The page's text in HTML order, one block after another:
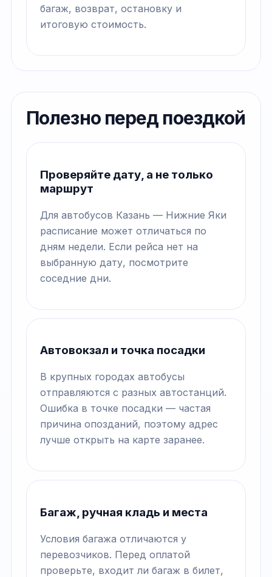
багаж, возврат, остановку и
итоговую стоимость.
Полезно перед поездкой
Проверяйте дату, а не только
маршрут
Для автобусов Казань — Нижние Яки
расписание может отличаться по
дням недели. Если рейса нет на
выбранную дату, посмотрите
соседние дни.
Автовокзал и точка посадки
В крупных городах автобусы
отправляются с разных автостанций.
Ошибка в точке посадки — частая
причина опозданий, поэтому адрес
лучше открыть на карте заранее.
Багаж, ручная кладь и места
Условия багажа отличаются у
перевозчиков. Перед оплатой
проверьте, входит ли багаж в билет,